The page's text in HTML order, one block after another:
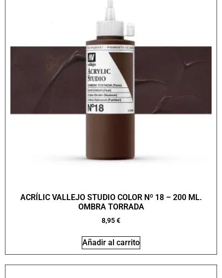
ACRÍLIC VALLEJO STUDIO COLOR Nº 18 – 200 ML.
OMBRA TORRADA
8,95€
Añadir al carrito